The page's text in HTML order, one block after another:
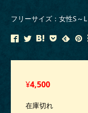
フリーサイズ：女性S～L
¥4,500
在庫切れ